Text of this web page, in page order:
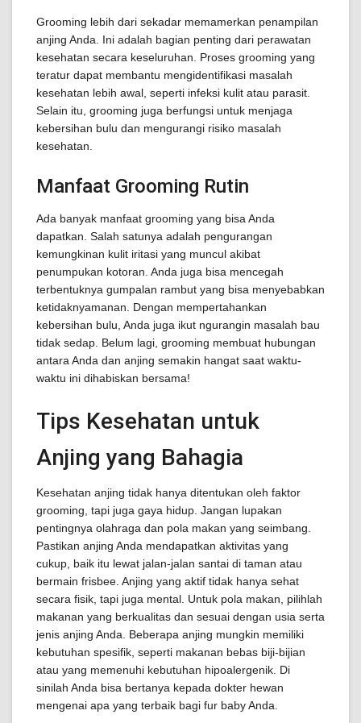
Grooming lebih dari sekadar memamerkan penampilan
anjing Anda. Ini adalah bagian penting dari perawatan
kesehatan secara keseluruhan. Proses grooming yang
teratur dapat membantu mengidentifikasi masalah
kesehatan lebih awal, seperti infeksi kulit atau parasit.
Selain itu, grooming juga berfungsi untuk menjaga
kebersihan bulu dan mengurangi risiko masalah
kesehatan.
Manfaat Grooming Rutin
Ada banyak manfaat grooming yang bisa Anda
dapatkan. Salah satunya adalah pengurangan
kemungkinan kulit iritasi yang muncul akibat
penumpukan kotoran. Anda juga bisa mencegah
terbentuknya gumpalan rambut yang bisa menyebabkan
ketidaknyamanan. Dengan mempertahankan
kebersihan bulu, Anda juga ikut ngurangin masalah bau
tidak sedap. Belum lagi, grooming membuat hubungan
antara Anda dan anjing semakin hangat saat waktu-
waktu ini dihabiskan bersama!
Tips Kesehatan untuk
Anjing yang Bahagia
Kesehatan anjing tidak hanya ditentukan oleh faktor
grooming, tapi juga gaya hidup. Jangan lupakan
pentingnya olahraga dan pola makan yang seimbang.
Pastikan anjing Anda mendapatkan aktivitas yang
cukup, baik itu lewat jalan-jalan santai di taman atau
bermain frisbee. Anjing yang aktif tidak hanya sehat
secara fisik, tapi juga mental. Untuk pola makan, pilihlah
makanan yang berkualitas dan sesuai dengan usia serta
jenis anjing Anda. Beberapa anjing mungkin memiliki
kebutuhan spesifik, seperti makanan bebas biji-bijian
atau yang memenuhi kebutuhan hipoalergenik. Di
sinilah Anda bisa bertanya kepada dokter hewan
mengenai apa yang terbaik bagi fur baby Anda.